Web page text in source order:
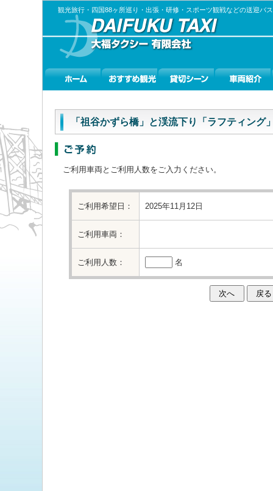
観光旅行・四国88ヶ所巡り・出張・研修・スポーツ観戦などの送迎バ
「祖谷かずら橋」と渓流下り「ラフティング
ご利用車両とご利用人数をご入力ください。
ご利用希望日： 2025年11月12日
ご利用車両：
ご利用人数： 名